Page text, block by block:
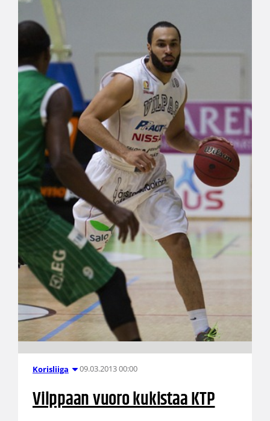
Korisliiga 09.03.2013 00:00
Vilppaan vuoro kukistaa KTP